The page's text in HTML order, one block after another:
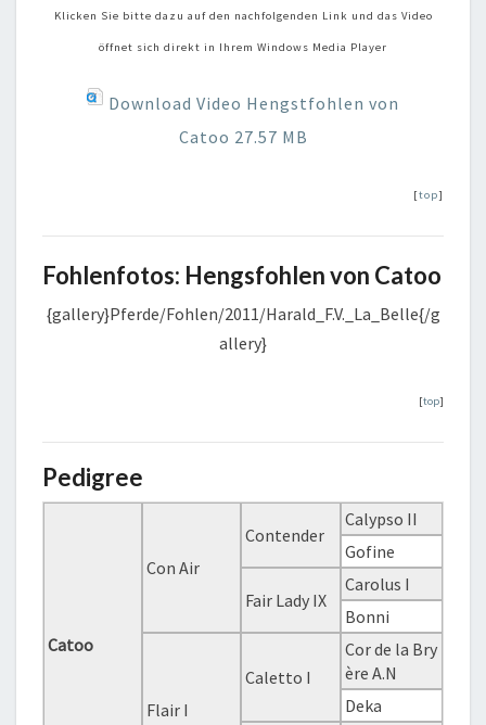
Klicken Sie bitte dazu auf den nachfolgenden Link und das Video
öffnet sich direkt in Ihrem Windows Media Player
Download Video Hengstfohlen von
Catoo 27.57 MB
[top]
Fohlenfotos: Hengsfohlen von Catoo
{gallery}Pferde/Fohlen/2011/Harald_F.V._La_Belle{/g
allery}
[top]
Pedigree
Catoo
Con Air
Contender
Calypso II
Gofine
Fair Lady IX
Carolus I
Bonni
Flair I
Caletto I
Cor de la Bry
ère A.N
Deka